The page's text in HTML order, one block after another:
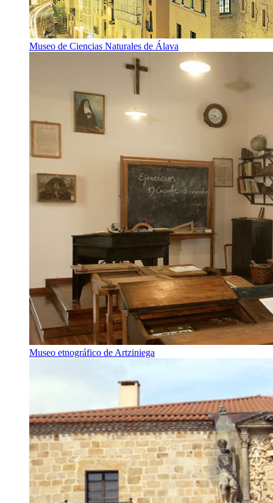
Museo de Ciencias Naturales de Álava
Museo etnográfico de Artziniega